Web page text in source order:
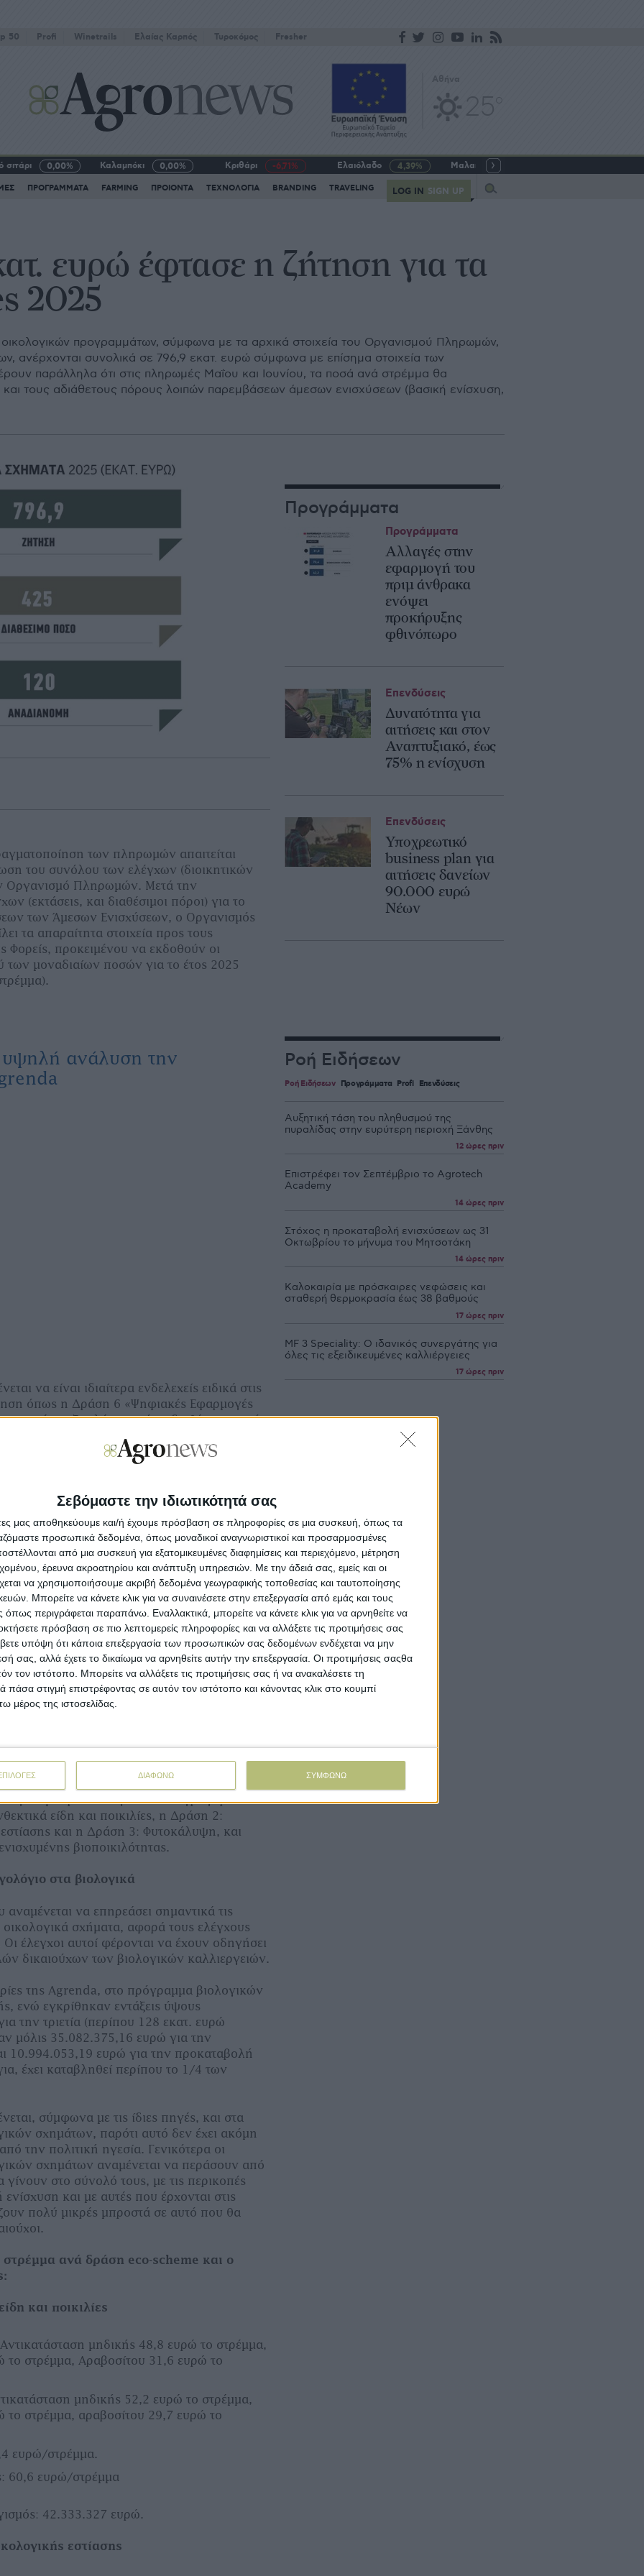
Σεβόμαστε την ιδιωτικότητά σας
μας αποθηκεύουμε και/ή έχουμε πρόσβαση σε πληροφορίες σε μια συσκευή, όπως τα
προσωπικά δεδομένα, όπως μοναδικοί αναγνωριστικοί και προσαρμοσμένες
από μια συσκευή για εξατομικευμένες διαφημίσεις και περιεχόμενο, μέτρηση
έρευνα ακροατηρίου και ανάπτυξη υπηρεσιών. Με την άδειά σας, εμείς και οι
να χρησιμοποιήσουμε ακριβή δεδομένα γεωγραφικής τοποθεσίας και ταυτοποίησης
Μπορείτε να κάνετε κλικ για να συναινέσετε στην επεξεργασία από εμάς και τους
περιγράφεται παραπάνω. Εναλλακτικά, μπορείτε να κάνετε κλικ για να αρνηθείτε να
πρόσβαση σε πιο λεπτομερείς πληροφορίες και να αλλάξετε τις προτιμήσεις σας
υπόψη ότι κάποια επεξεργασία των προσωπικών σας δεδομένων ενδέχεται να μην
σας, αλλά έχετε το δικαίωμα να αρνηθείτε αυτήν την επεξεργασία. Οι προτιμήσεις σαςθα
τον ιστότοπο. Μπορείτε να αλλάξετε τις προτιμήσεις σας ή να ανακαλέσετε τη
στιγμή επιστρέφοντας σε αυτόν τον ιστότοπο και κάνοντας κλικ στο κουμπί
μέρος της ιστοσελίδας.
ΔΙΑΦΩΝΩ ΣΥΜΦΩΝΩ
50 Profi Winetrails Eλαίας Καρπός Τυροκόμος Fresher
σιτάρι 0,00% Καλαμπόκι 0,00% Κριθάρι -6,71% Ελαιόλαδο 4,39% Μαλακό σιτάρι
ΠΡΟΓΡΑΜΜΑΤΑ FARMING ΠΡΟΙΟΝΤΑ ΤΕΧΝΟΛΟΓΙΑ BRANDING TRAVELING LOG IN SIGN UP
ευρώ έφτασε η ζήτηση για τα
2025
οικολογικών προγραμμάτων, σύμφωνα με τα αρχικά στοιχεία του Οργανισμού Πληρωμών,
ανέρχονται συνολικά σε 796,9 εκατ. ευρώ σύμφωνα με επίσημα στοιχεία των
παράλληλα ότι στις πληρωμές Μαΐου και Ιουνίου, τα ποσά ανά στρέμμα θα
τους αδιάθετους πόρους λοιπών παρεμβάσεων άμεσων ενισχύσεων (βασική ενίσχυση,
των πληρωμών απαιτείται
του συνόλου των ελέγχων (διοικητικών
Οργανισμό Πληρωμών. Μετά την
(εκτάσεις, και διαθέσιμοι πόροι) για το
των Άμεσων Ενισχύσεων, ο Οργανισμός
τα απαραίτητα στοιχεία προς τους
Φορείς, προκειμένου να εκδοθούν οι
των μοναδιαίων ποσών για το έτος 2025
υψηλή ανάλυση την
να είναι ιδιαίτερα ενδελεχείς ειδικά στις
όπως η Δράση 6 «Ψηφιακές Εφαρμογές
που έχει εξαπλάσια από το διαθέσιμο ποσό
ζήτηση) και η Δράση 4
η ζήτηση είναι 1,5 φορές πάνω από τον
Σημειώνεται εδώ πως ο διαθέσιμος
στα 425 εκατ. ευρώ συν κονδύλια
ευρώ. Δηλαδή συνολικά 545 εκατ. ευρώ.
αναφέρουν σε σχετικό έγγραφο για τον
«Οι αποφάσεις αυτές εκδίδονται σε
πραγματοποίηση των πληρωμών,
στο άρθρο 32Α της υπ’ αρ.
ΥΑ, δεδομένου ότι το ΣΣ ΚΑΠ προβλέπει ένα
(ευρώ/εκτάριο) για κάθε οικολογικό
διαμορφώνεται ετησίως με βάση τους
Πυλώνα Ι, καθώς και τους αδιάθετους
του ίδιου Πυλώνα (βασική ενίσχυση,
και οικολογικά προγράμματα). Οι αδιάθετοι
μεταξύ των παρεμβάσεων που εμφανίζουν
τους διαθέσιμους πόρους»
το Μάιο
που αναμένεται να πληρωθούν εντός του
να είναι εκείνες που δεν εμφανίζουν πολύ
μπορούν να γίνουν πιο γρήγορα.
είδη και ποικιλίες, η ∆ράση 2:
εστίασης και η ∆ράση 3: Φυτοκάλυψη, και
βιοποικιλότητας.
στα βιολογικά
να επηρεάσει σηµαντικά τις
σχήµατα, αφορά τους ελέγχους
έλεγχοι αυτοί φέρονται να έχουν οδηγήσει
δικαιούχων των βιολογικών καλλιεργειών.
της Agrenda, στο πρόγραµµα βιολογικών
ενώ εγκρίθηκαν εντάξεις ύψους
την τριετία (περίπου 128 εκατ. ευρώ
µόλις 35.082.375,16 ευρώ για την
10.994.053,19 ευρώ για την προκαταβολή
έχει καταβληθεί περίπου το 1/4 των
σύµφωνα µε τις ίδιες πηγές, και στα
σχηµάτων, παρότι αυτό δεν έχει ακόµη
την πολιτική ηγεσία. Γενικότερα οι
σχηµάτων αναµένεται να περάσουν από
στο σύνολό τους, µε τις περικοπές
και µε αυτές που έρχονται στις
πολύ µικρές µπροστά σε αυτό που θα
ανά δράση eco-scheme και ο
και ποικιλίες
µηδικής 48,8 ευρώ το στρέµµα,
το στρέµµα, Αραβοσίτου 31,6 ευρώ το
µηδικής 52,2 ευρώ το στρέµµα,
το στρέµµα, αραβοσίτου 29,7 ευρώ το
ευρώ/στρέµµα.
60,6 ευρώ/στρέµµα
42.333.327 ευρώ.
εστίασης
Προγράμματα
Αλλαγές στην
εφαρμογή του
πριμ άνθρακα
ενόψει
προκήρυξης
φθινόπωρο
Προγράμματα
Δυνατότητα για
αιτήσεις και στον
Αναπτυξιακό, έως
75% η ενίσχυση
Επενδύσεις
Υποχρεωτικό
business plan για
αιτήσεις δανείων
90.000 ευρώ
Νέων
Επενδύσεις
Ροή Ειδήσεων
Ροή Ειδήσεων Προγράμματα Profi Επενδύσεις
Αυξητική τάση του πληθυσμού της
πυραλίδας στην ευρύτερη περιοχή Ξάνθης
12 ώρες πριν
Επιστρέφει τον Σεπτέμβριο το Agrotech
Academy
14 ώρες πριν
Στόχος η προκαταβολή ενισχύσεων ως 31
Οκτωβρίου το μήνυμα του Μητσοτάκη
14 ώρες πριν
Καλοκαιρία με πρόσκαιρες νεφώσεις και
σταθερή θερμοκρασία έως 38 βαθμούς
17 ώρες πριν
MF 3 Speciality: Ο ιδανικός συνεργάτης για
όλες τις εξειδικευµένες καλλιέργειες
17 ώρες πριν